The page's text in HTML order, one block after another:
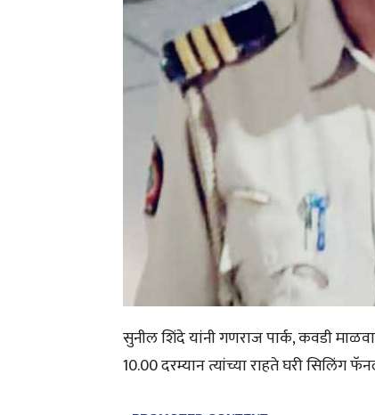
सुनील शिंदे यांनी गणराज पार्क, कवडी
10.00 दरम्यान त्यांच्या राहते घरी सिलिंग